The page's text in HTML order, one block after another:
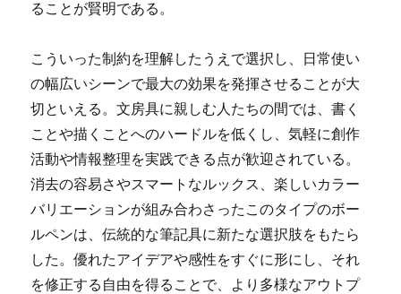
ることが賢明である。
こういった制約を理解したうえで選択し、日常使い
の幅広いシーンで最大の効果を発揮させることが大
切といえる。文房具に親しむ人たちの間では、書く
ことや描くことへのハードルを低くし、気軽に創作
活動や情報整理を実践できる点が歓迎されている。
消去の容易さやスマートなルックス、楽しいカラー
バリエーションが組み合わさったこのタイプのボー
ルペンは、伝統的な筆記具に新たな選択肢をもたら
した。優れたアイデアや感性をすぐに形にし、それ
を修正する自由を得ることで、より多様なアウトプ